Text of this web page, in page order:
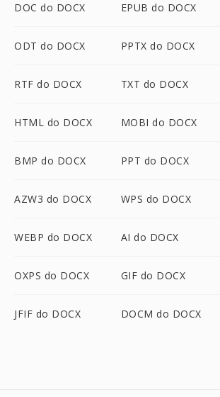
DOC do DOCX EPUB do DOCX
ODT do DOCX PPTX do DOCX
RTF do DOCX TXT do DOCX
HTML do DOCX MOBI do DOCX
BMP do DOCX PPT do DOCX
AZW3 do DOCX WPS do DOCX
WEBP do DOCX AI do DOCX
OXPS do DOCX GIF do DOCX
JFIF do DOCX DOCM do DOCX